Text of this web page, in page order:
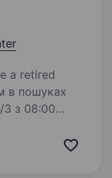
a retired
3 з 08:00
виробничих